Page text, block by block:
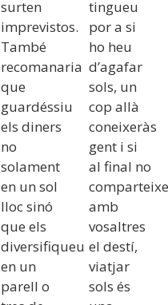
surten
imprevistos.
També
recomanaria
que
guardéssiu
els diners
no
solament
en un sol
lloc sinó
que els
diversifiqueu
en un
parell o
tingueu
por a si
ho heu
d’agafar
sols, un
cop allà
coneixeràs
gent i si
al final no
amb
vosaltres
el destí,
viatjar
sols és